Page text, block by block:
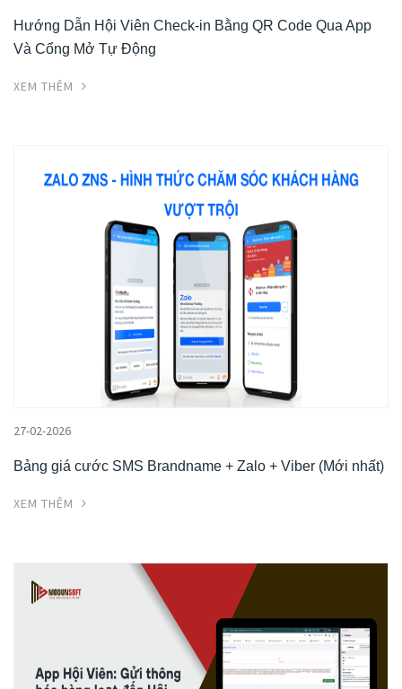
Hướng Dẫn Hội Viên Check-in Bằng QR Code Qua App
Và Cổng Mở Tự Động
XEM THÊM
27-02-2026
Bảng giá cước SMS Brandname + Zalo + Viber (Mới nhất)
XEM THÊM